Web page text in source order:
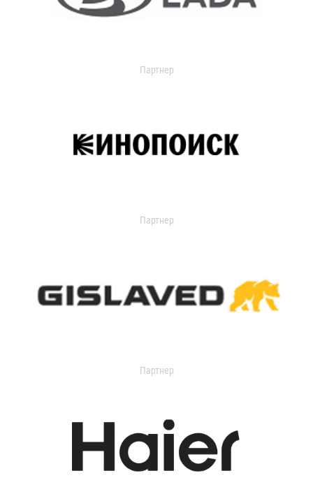
Партнер
Партнер
Партнер